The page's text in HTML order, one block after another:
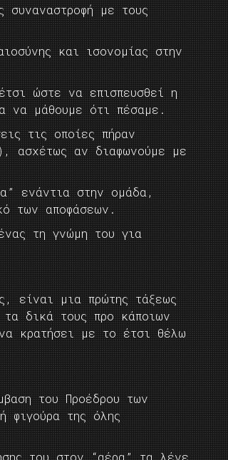
συναναστροφή με τους
και ισονομίας στην
ώστε να επισπευσθεί η
να μάθουμε ότι πέσαμε.
τις οποίες πήραν
ασχέτως αν διαφωνούμε με
ενάντια στην ομάδα,
των αποφάσεων.
τη γνώμη του για
είναι μια πρώτης τάξεως
δικά τους προ κάποιων
κρατήσει με το έτσι θέλω
του Προέδρου των
φιγούρα της όλης
του στον “αέρα” τα λένε